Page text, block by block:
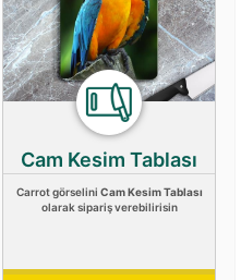
Cam Kesim Tablası
Carrot görselini Cam Kesim Tablası
olarak sipariş verebilirisin